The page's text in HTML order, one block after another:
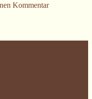
Kommentar